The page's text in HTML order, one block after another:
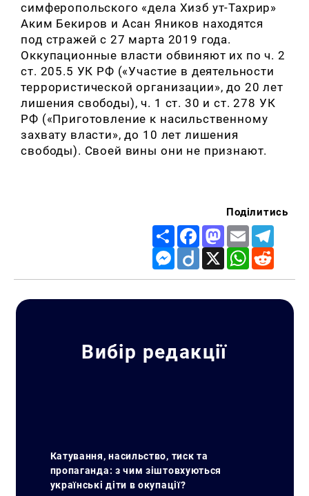
симферопольского «дела Хизб ут-Тахрир»
Аким Бекиров и Асан Яников находятся
под стражей с 27 марта 2019 года.
Оккупационные власти обвиняют их по ч. 2
ст. 205.5 УК РФ («Участие в деятельности
террористической организации», до 20 лет
лишения свободы), ч. 1 ст. 30 и ст. 278 УК
РФ («Приготовление к насильственному
захвату власти», до 10 лет лишения
свободы). Своей вины они не признают.
Поділитись
Share FacebookMastodon
Email
Messenger
Diigo X WhatsApp
Вибір редакції
Катування, насильство, тиск та
пропаганда: з чим зіштовхуються
українські діти в окупації?